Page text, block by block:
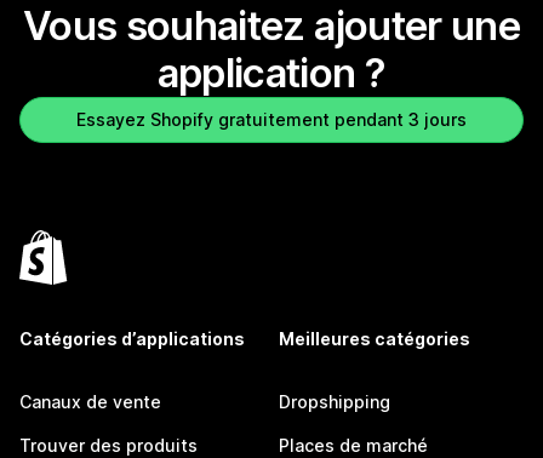
Vous souhaitez ajouter une
application ?
Essayez Shopify gratuitement pendant 3 jours
Catégories d’applications
Canaux de vente
Trouver des produits
Meilleures catégories
Dropshipping
Places de marché